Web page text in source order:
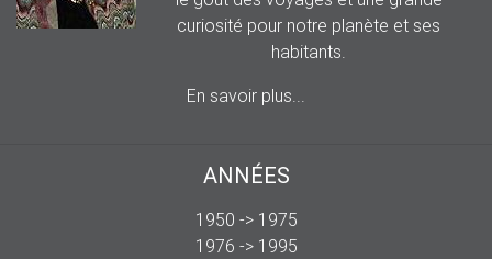
curiosité pour notre planète et ses
habitants.
En savoir plus...
ANNÉES
1950 -> 1975
1976 -> 1995